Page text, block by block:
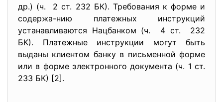
др.) (ч. 2 ст. 232 БК). Требования к форме и
содержа-нию платежных инструкций
устанавливаются Нацбанком (ч. 4 ст. 232
БК). Платежные инструкции могут быть
выданы клиентом банку в письменной форме
или в форме электронного документа (ч. 1 ст.
233 БК) [2].